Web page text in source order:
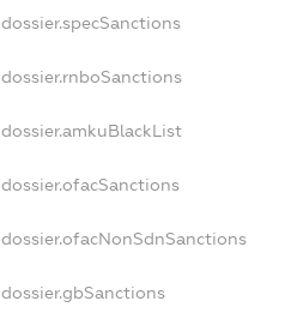
dossier.specSanctions
dossier.rnboSanctions
dossier.amkuBlackList
dossier.ofacSanctions
dossier.ofacNonSdnSanctions
dossier.gbSanctions